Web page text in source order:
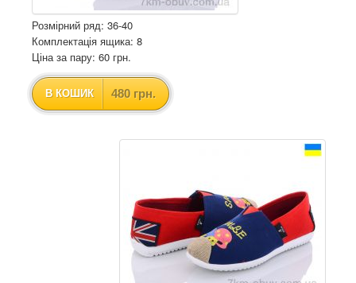
Розмірний ряд: 36-40
Комплектація ящика: 8
Ціна за пару: 60 грн.
В КОШИК 480 грн.